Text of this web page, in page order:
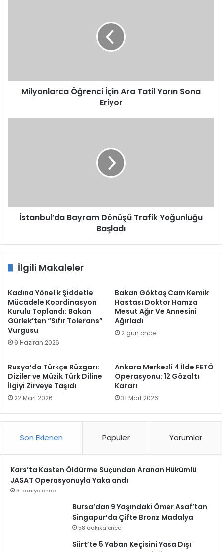
Milyonlarca Öğrenci İçin Ara Tatil Yarın Sona
Eriyor
İstanbul’da Bayram Dönüşü Trafik Yoğunluğu
Başladı
İlgili Makaleler
Kadına Yönelik Şiddetle
Mücadele Koordinasyon
Kurulu Toplandı: Bakan
Gürlek’ten “Sıfır Tolerans”
Vurgusu
9 Haziran 2026
Bakan Göktaş Cam Kemik
Hastası Doktor Hamza
Mesut Ağır Ve Annesini
Ağırladı
2 gün önce
Rusya’da Türkçe Rüzgarı:
Diziler ve Müzik Türk Diline
İlgiyi Zirveye Taşıdı
22 Mart 2026
Ankara Merkezli 4 İlde FETÖ
Operasyonu: 12 Gözaltı
Kararı
31 Mart 2026
Son Eklenen Popüler Yorumlar
Kars’ta Kasten Öldürme Suçundan Aranan Hükümlü
JASAT Operasyonuyla Yakalandı
3 saniye önce
Bursa’dan 9 Yaşındaki Ömer Asaf’tan
Singapur’da Çifte Bronz Madalya
58 dakika önce
Siirt’te 5 Yaban Keçisini Yasa Dışı